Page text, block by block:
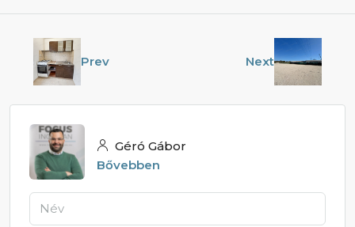
Prev Next
Géró Gábor
Bővebben